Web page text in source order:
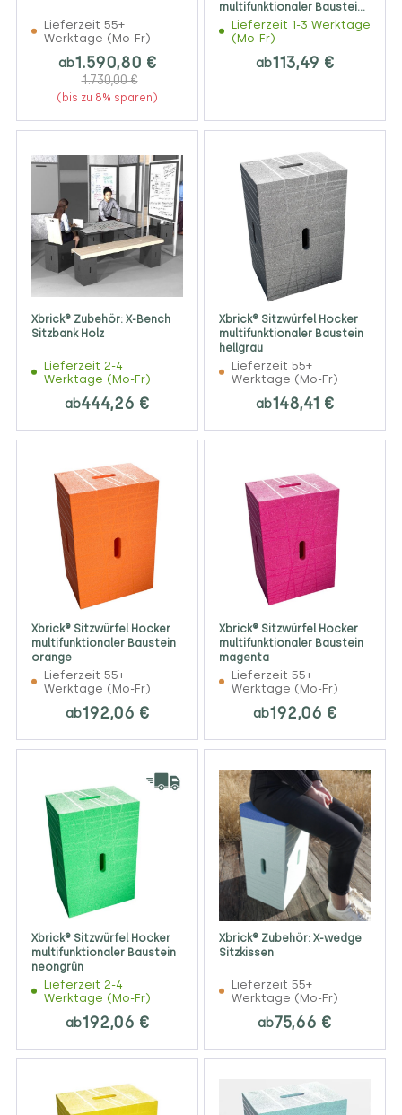
Lieferzeit 55+
Werktage (Mo-Fr)
ab1.590,80 €
1.730,00 €
(bis zu 8% sparen)
multifunktionaler Baustein
anthrazit-schwarz
Lieferzeit 1-3 Werktage
(Mo-Fr)
ab113,49 €
Xbrick® Zubehör: X-Bench
Sitzbank Holz
Lieferzeit 2-4
Werktage (Mo-Fr)
ab444,26 €
Xbrick® Sitzwürfel Hocker
multifunktionaler Baustein
hellgrau
Lieferzeit 55+
Werktage (Mo-Fr)
ab148,41 €
Xbrick® Sitzwürfel Hocker
multifunktionaler Baustein
orange
Lieferzeit 55+
Werktage (Mo-Fr)
ab192,06 €
Xbrick® Sitzwürfel Hocker
multifunktionaler Baustein
magenta
Lieferzeit 55+
Werktage (Mo-Fr)
ab192,06 €
Xbrick® Sitzwürfel Hocker
multifunktionaler Baustein
neongrün
Lieferzeit 2-4
Werktage (Mo-Fr)
ab192,06 €
Xbrick® Zubehör: X-wedge
Sitzkissen
Lieferzeit 55+
Werktage (Mo-Fr)
ab75,66 €